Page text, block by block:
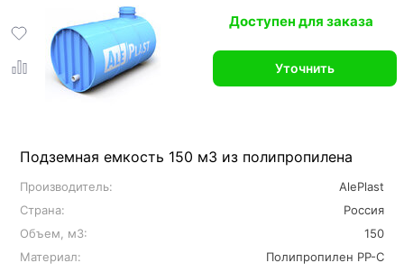
Подземная емкость 150 м3 из полипропилена
Производитель:
AlePlast
Страна:
Россия
Объем, м3:
150
Материал:
Полипропилен PP-C
Доступен для заказа
Уточнить